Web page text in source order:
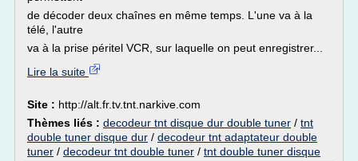
de décoder deux chaînes en même temps. L'une va à la
télé, l'autre
va à la prise péritel VCR, sur laquelle on peut enregistrer...
Lire la suite
Site : http://alt.fr.tv.tnt.narkive.com
Thèmes liés : decodeur tnt disque dur double tuner / tnt
double tuner disque dur / decodeur tnt adaptateur double
tuner / decodeur tnt double tuner / tnt double tuner disque